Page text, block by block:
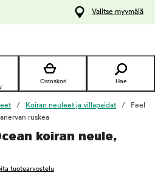
Valitse myymälä
Ostoskori Hae
Koiran neuleet ja villapaidat
Feel
ruskea
koiran neule,
tuotearvostelu